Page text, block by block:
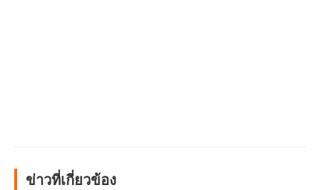
ข่าวที่เกี่ยวข้อง